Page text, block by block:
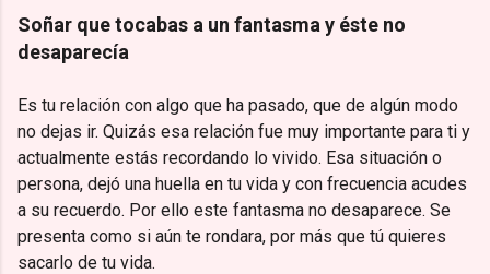
Soñar que tocabas a un fantasma y éste no
desaparecía
Es tu relación con algo que ha pasado, que de algún modo
no dejas ir. Quizás esa relación fue muy importante para ti y
actualmente estás recordando lo vivido. Esa situación o
persona, dejó una huella en tu vida y con frecuencia acudes
a su recuerdo. Por ello este fantasma no desaparece. Se
presenta como si aún te rondara, por más que tú quieres
sacarlo de tu vida.